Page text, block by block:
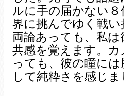
ルに手の届かない
界に挑んでゆく戦
両論あっても、私
共感を覚えます。
っても、彼の瞳に
して純粋さを感じま